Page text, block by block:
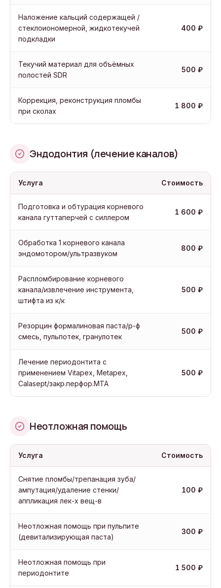
Наложение кальций содержащей /
стеклоиономерной, жидкотекучей
подкладки
400 ₽
Текучий материал для объёмных
полостей SDR
500 ₽
Коррекция, реконструкция пломбы
при сколах
1 800 ₽
Эндодонтия (лечение каналов)
Услуга Стоимость
Подготовка и обтурация корневого
канала гуттаперчей с силлером
1 600 ₽
Обработка 1 корневого канала
эндомотором/ультразвуком
800 ₽
Распломбирование корневого
канала/извлечение инструмента,
штифта из к/к
500 ₽
Резорцин формалиновая паста/р-ф
смесь, пульпотек, гранулотек
500 ₽
Лечение периодонтита с
применением Vitapex, Metapex,
Calasept/закр.перфор.МТА
500 ₽
Неотложная помощь
Услуга Стоимость
Снятие пломбы/трепанация зуба/
ампутация/удаление стенки/
аппликация лек-х вещ-в
100 ₽
Неотложная помощь при пульпите
(девитализирующая паста)
300 ₽
Неотложная помощь при
периодонтите
1 500 ₽